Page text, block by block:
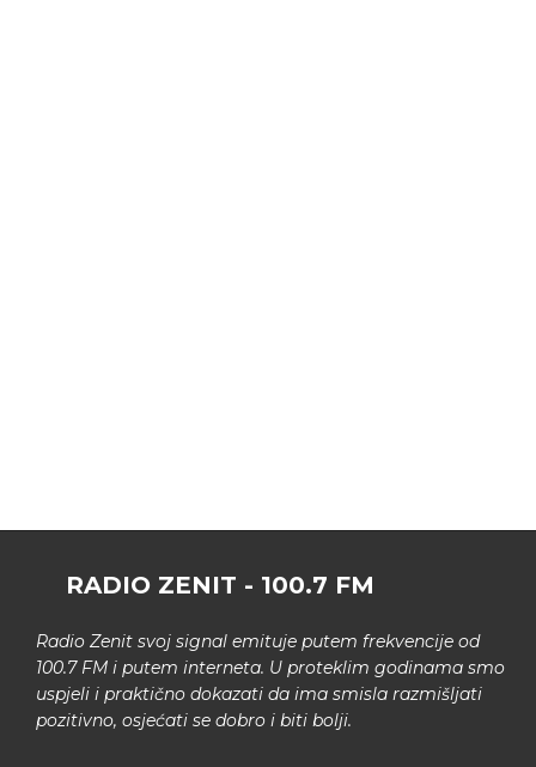
RADIO ZENIT - 100.7 FM
Radio Zenit svoj signal emituje putem frekvencije od
100.7 FM i putem interneta. U proteklim godinama smo
uspjeli i praktično dokazati da ima smisla razmišljati
pozitivno, osjećati se dobro i biti bolji.